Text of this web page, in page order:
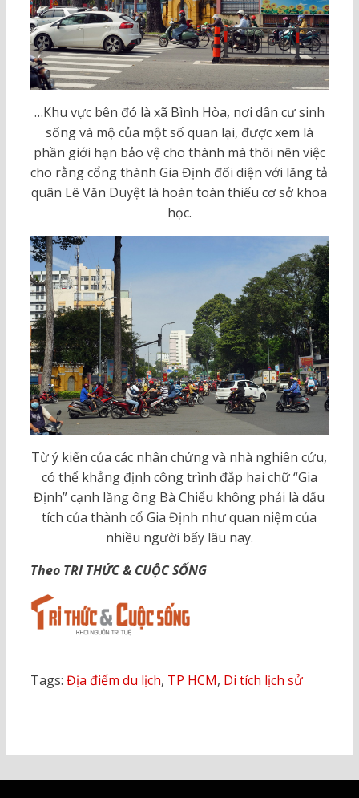
…Khu vực bên đó là xã Bình Hòa, nơi dân cư sinh
sống và mộ của một số quan lại, được xem là
phần giới hạn bảo vệ cho thành mà thôi nên việc
cho rằng cổng thành Gia Định đối diện với lăng tả
quân Lê Văn Duyệt là hoàn toàn thiếu cơ sở khoa
học.
Từ ý kiến của các nhân chứng và nhà nghiên cứu,
có thể khẳng định công trình đắp hai chữ “Gia
Định” cạnh lăng ông Bà Chiểu không phải là dấu
tích của thành cổ Gia Định như quan niệm của
nhiều người bấy lâu nay.
Theo TRI THỨC & CUỘC SỐNG
Tags: Địa điểm du lịch, TP HCM, Di tích lịch sử